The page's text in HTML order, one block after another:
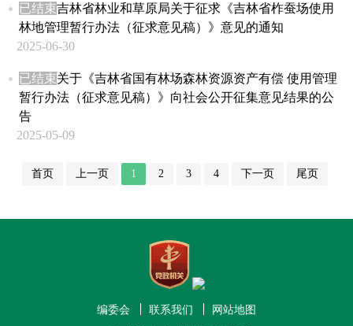
已结束吉林省林业和草原局关于征求《吉林省柞蚕场使用
林地管理暂行办法（征求意见稿）》意见的通知
2025-06-30
已结束关于《吉林省国有林场森林资源资产有偿 使用管理
暂行办法（征求意见稿）》向社会公开征集意见结果的公
告
2025-05-09
首页 上一页 1 2 3 4 下一页 尾页
编委会 联系我们
网站地图